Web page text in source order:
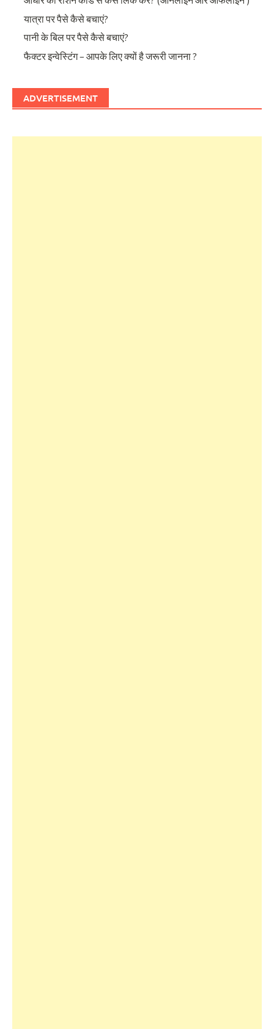
यात्रा पर पैसे कैसे बचाएं?
पानी के बिल पर पैसे कैसे बचाएं?
फैक्टर इन्वेस्टिंग – आपके लिए क्यों है जरूरी जानना ?
ADVERTISEMENT